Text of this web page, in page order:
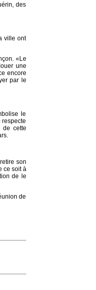
des
ville ont
«Le
une
encore
par le
le
de cette
son
ce soit à
de le
de